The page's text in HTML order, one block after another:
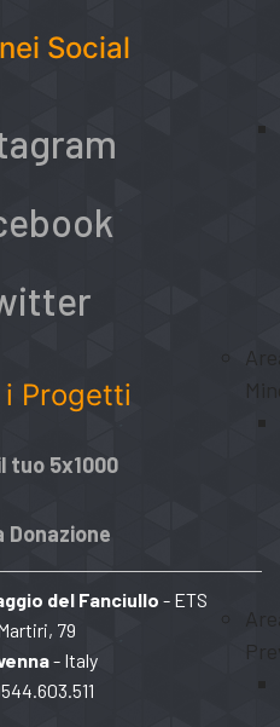
Social
Progetti
tuo 5x1000
Donazione
del Fanciullo - ETS
79
- Italy